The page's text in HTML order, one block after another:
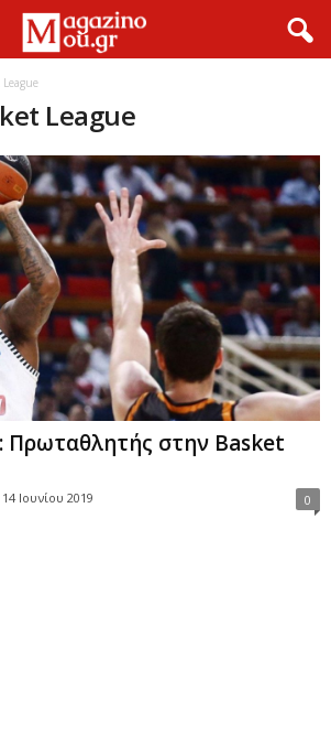
League
League
Πρωταθλητής στην Basket
14 Ιουνίου 2019 0